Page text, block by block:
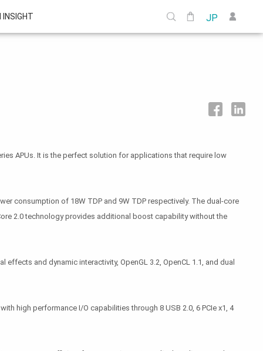
INSIGHT JP
APUs. It is the perfect solution for applications that require low
consumption of 18W TDP and 9W TDP respectively. The dual-core
2.0 technology provides additional boost capability without the
and dynamic interactivity, OpenGL 3.2, OpenCL 1.1, and dual
high performance I/O capabilities through 8 USB 2.0, 6 PCIe x1, 4